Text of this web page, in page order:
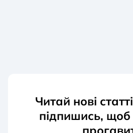
Читай нові
підпишись, щоб